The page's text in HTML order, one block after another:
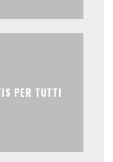
PER TUTTI